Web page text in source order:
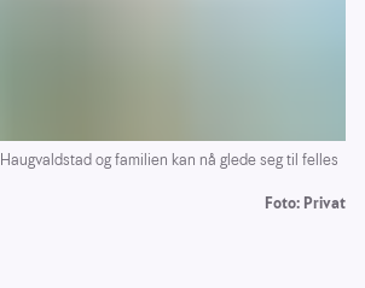
og familien kan nå glede seg til felles
Foto: Privat